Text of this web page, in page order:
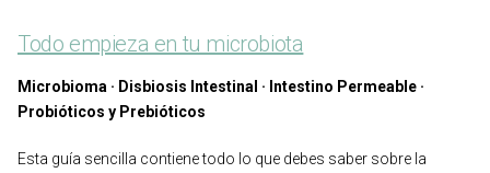
Todo empieza en tu microbiota
Microbioma · Disbiosis Intestinal · Intestino Permeable ·
Probióticos y Prebióticos
Esta guía sencilla contiene todo lo que debes saber sobre la